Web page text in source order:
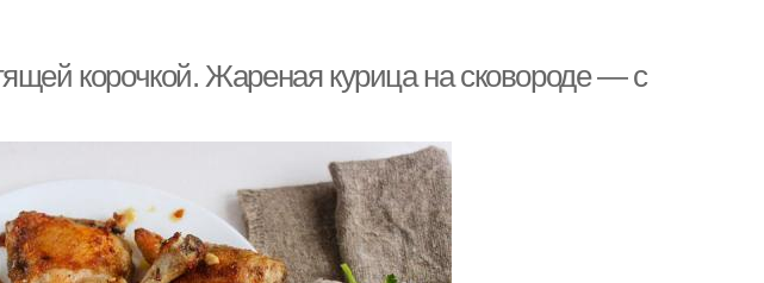
корочкой. Жареная курица на сковороде — с